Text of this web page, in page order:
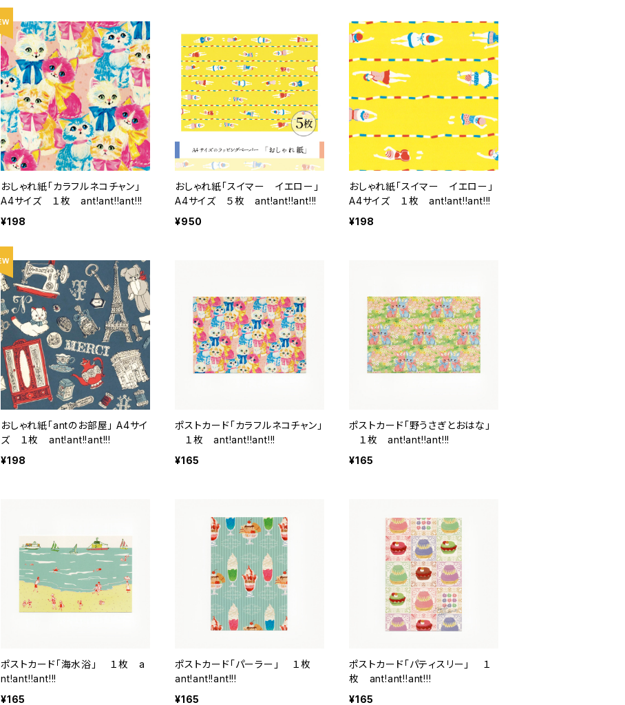
おしゃれ紙「カラフルネコチャン」
A4サイズ １枚 ant!ant!!ant!!!
¥198
おしゃれ紙「スイマー イエロー」
A4サイズ ５枚 ant!ant!!ant!!!
¥950
おしゃれ紙「スイマー イエロー」
A4サイズ １枚 ant!ant!!ant!!!
¥198
おしゃれ紙「antのお部屋」 A4サイ
ズ １枚 ant!ant!!ant!!!
¥198
ポストカード「カラフルネコチャン」
１枚 ant!ant!!ant!!!
¥165
ポストカード「野うさぎとおはな」
１枚 ant!ant!!ant!!!
¥165
ポストカード「海水浴」 １枚 a
nt!ant!!ant!!!
¥165
ポストカード「パーラー」 １枚
ant!ant!!ant!!!
¥165
ポストカード「パティスリー」 １
枚 ant!ant!!ant!!!
¥165